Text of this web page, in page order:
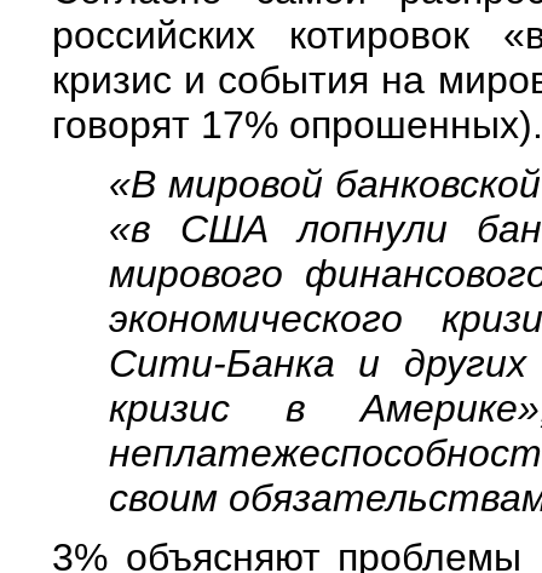
российских котировок
кризис и события на
говорят 17% опрошенных).
«В мировой
«в США лопнули
мирового
экономического
Сити-Банка и
кризис в
своим
3% объясняют